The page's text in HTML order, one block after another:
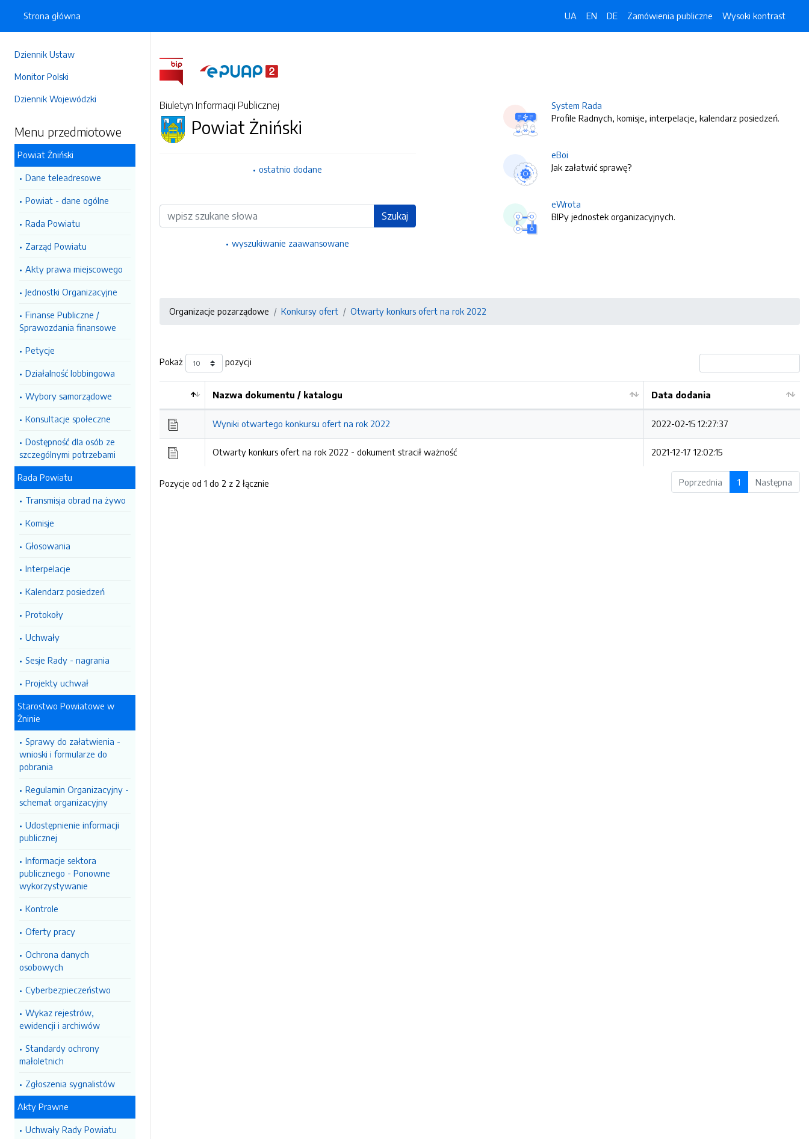
Dziennik Ustaw
Monitor Polski
Dziennik Wojewódzki
Menu przedmiotowe
Powiat Żniński
Dane teleadresowe
Powiat - dane ogólne
Rada Powiatu
Zarząd Powiatu
Akty prawa miejscowego
Jednostki Organizacyjne
Finanse Publiczne /
Sprawozdania finansowe
Petycje
Działalność lobbingowa
Wybory samorządowe
Konsultacje społeczne
Dostępność dla osób ze
szczególnymi potrzebami
Rada Powiatu
Transmisja obrad na żywo
Komisje
Głosowania
Interpelacje
Kalendarz posiedzeń
Protokoły
Uchwały
Sesje Rady - nagrania
Projekty uchwał
Starostwo Powiatowe w
Żninie
Sprawy do załatwienia -
wnioski i formularze do
pobrania
Regulamin Organizacyjny -
schemat organizacyjny
Udostępnienie informacji
publicznej
Informacje sektora
publicznego - Ponowne
wykorzystywanie
Kontrole
Oferty pracy
Ochrona danych
osobowych
Cyberbezpieczeństwo
Wykaz rejestrów,
ewidencji i archiwów
Standardy ochrony
małoletnich
Zgłoszenia sygnalistów
Akty Prawne
Uchwały Rady Powiatu
Strona główna UA EN DE Zamówienia publiczne Wysoki kontrast
Biuletyn Informacji Publicznej
Powiat Żniński
ostatnio dodane
Wyszukiwarka Szukaj
wyszukiwanie zaawansowane
System Rada
Profile Radnych, komisje, interpelacje, kalendarz posiedzeń.
eBoi
Jak załatwić sprawę?
eWrota
BIPy jednostek organizacyjnych.
Organizacje pozarządowe Konkursy ofert Otwarty konkurs ofert na rok 2022
Pokaż pozycji
Kolejność
Nazwa dokumentu / katalogu Data dodania
Wyniki otwartego konkursu ofert na rok 2022 2022-02-15 12:27:37
Otwarty konkurs ofert na rok 2022 - dokument stracił ważność 2021-12-17 12:02:15
Pozycje od 1 do 2 z 2 łącznie Poprzednia 1 Następna